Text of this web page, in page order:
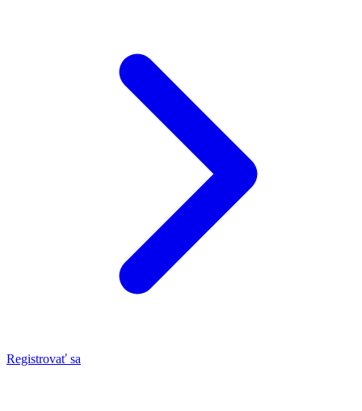
Registrovať sa